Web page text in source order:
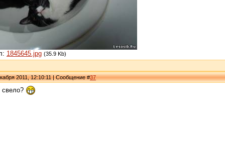
1845645.jpg (35.9 Kb)
2011, 12:10:11 | Сообщение #37